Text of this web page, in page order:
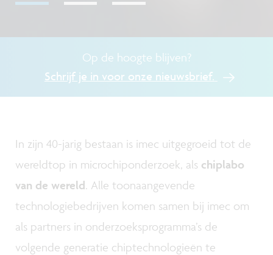
Op de hoogte blijven?
Schrijf je in voor onze nieuwsbrief.
In zijn 40-jarig bestaan is imec uitgegroeid tot de
wereldtop in microchiponderzoek, als chiplabo
van de wereld. Alle toonaangevende
technologiebedrijven komen samen bij imec om
als partners in onderzoeksprogramma’s de
volgende generatie chiptechnologieën te